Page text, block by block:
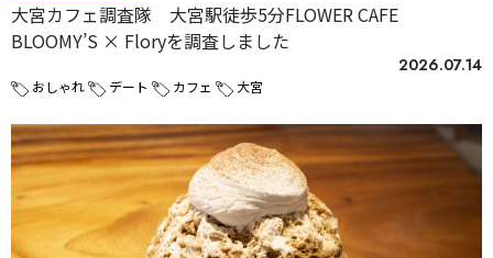
大宮カフェ調査隊 大宮駅徒歩5分FLOWER CAFE
BLOOMY’S × Floryを調査しました
2026.07.14
おしゃれ デート カフェ 大宮